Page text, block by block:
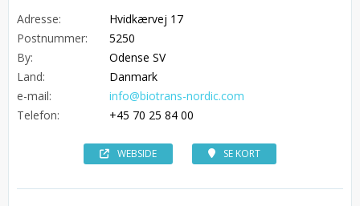
Adresse:
Hvidkærvej 17
Postnummer:
5250
By:
Odense SV
Land:
Danmark
e-mail:
info@biotrans-nordic.com
Telefon:
+45 70 25 84 00
WEBSIDE SE KORT